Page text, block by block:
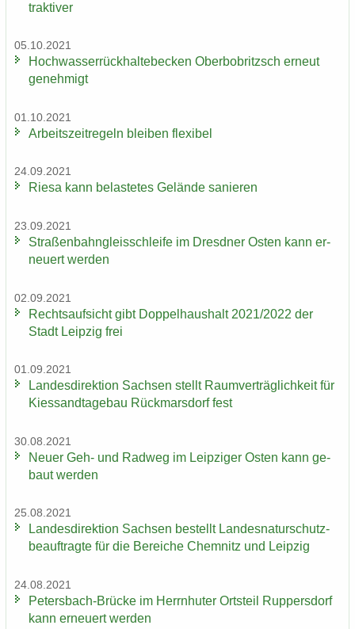
trak­ti­ver
05.10.2021
Hoch­was­ser­rück­hal­te­be­cken Ober­bobritzsch er­neut
ge­neh­migt
01.10.2021
Ar­beits­zeit­re­geln blei­ben fle­xi­bel
24.09.2021
Riesa kann be­las­te­tes Ge­län­de sa­nie­ren
23.09.2021
Stra­ßen­bahn­gleis­schlei­fe im Dresd­ner Osten kann er­
neu­ert wer­den
02.09.2021
Rechts­auf­sicht gibt Dop­pel­haus­halt 2021/2022 der
Stadt Leip­zig frei
01.09.2021
Lan­des­di­rek­ti­on Sach­sen stellt Ra­um­ver­träg­lich­keit für
Kies­sand­ta­ge­bau Rück­mars­dorf fest
30.08.2021
Neuer Geh- und Rad­weg im Leip­zi­ger Osten kann ge­
baut wer­den
25.08.2021
Lan­des­di­rek­ti­on Sach­sen be­stellt Lan­des­na­tur­schutz­
be­auf­trag­te für die Be­rei­che Chem­nitz und Leip­zig
24.08.2021
Petersbach-​Brücke im Herrn­hu­ter Orts­teil Rup­pers­dorf
kann er­neu­ert wer­den